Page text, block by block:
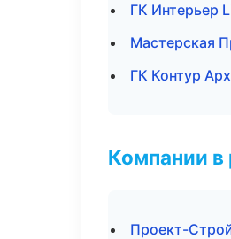
ГК Интерьер
Мастерская
ГК Контур
Компании в
Проект-